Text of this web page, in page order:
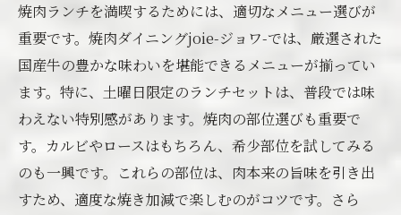
焼肉ランチを満喫するためには、適切なメニュー選びが
重要です。焼肉ダイニングjoie-ジョワ-では、厳選された
国産牛の豊かな味わいを堪能できるメニューが揃ってい
ます。特に、土曜日限定のランチセットは、普段では味
わえない特別感があります。焼肉の部位選びも重要で
す。カルビやロースはもちろん、希少部位を試してみる
のも一興です。これらの部位は、肉本来の旨味を引き出
すため、適度な焼き加減で楽しむのがコツです。さら